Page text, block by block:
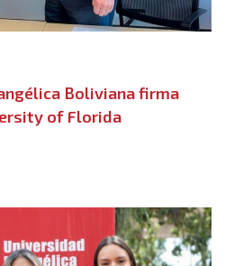
Boliviana firma
of Florida